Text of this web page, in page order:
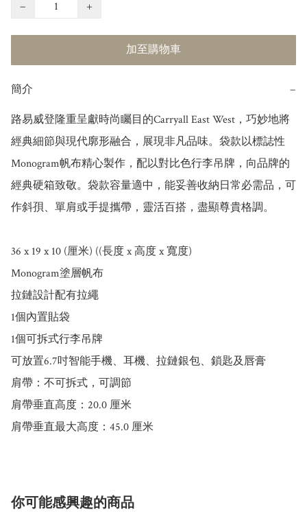
−
+
加至購物車
簡介 −
路易威登隆重呈獻時尚矚目的Carryall East West，巧妙地將
經典細節與現代廓形融合，展現非凡品味。袋款以標誌性
Monogram帆布精心製作，配以對比色行李吊牌，向品牌的
經典硬箱致敬。袋款容量適中，能妥善收納日常必需品，可
作斜孭、單肩或手提攜帶，靈活百搭，盡顯尊貴格調。
36 x 19 x 10 (厘米) ((長度 x 高度 x 寬度)
Monogram塗層帆布
拉鏈設計配有拉繩
1個內置貼袋
1個可拆式行李吊牌
可放置6.7吋智能手機、耳機、拉鏈銀包、鎖匙及唇膏
肩帶：不可拆式，可調節
肩帶垂直高度：20.0 厘米
肩帶垂直最大高度：45.0 厘米
你可能感興趣的商品